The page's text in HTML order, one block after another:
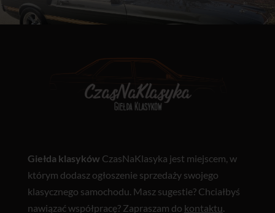
Giełda klasyków CzasNaKlasyka jest miejscem, w
którym dodasz ogłoszenie sprzedaży swojego
klasycznego samochodu. Masz sugestie? Chciałbyś
nawiązać współpracę? Zapraszam do kontaktu